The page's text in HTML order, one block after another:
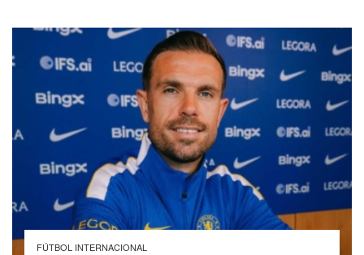
FÚTBOL INTERNACIONAL